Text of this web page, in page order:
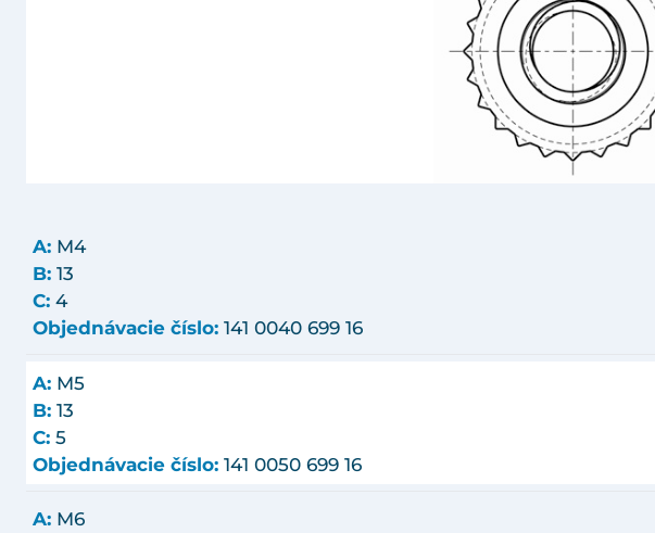
A: M4
B: 13
C: 4
Objednávacie číslo: 141 0040 699 16
A: M5
B: 13
C: 5
Objednávacie číslo: 141 0050 699 16
A: M6